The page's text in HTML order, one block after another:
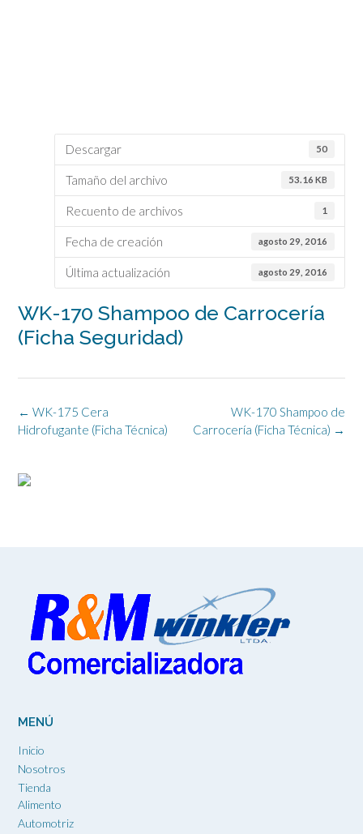
Descargar 50
Tamaño del archivo 53.16 KB
Recuento de archivos 1
Fecha de creación agosto 29, 2016
Última actualización agosto 29, 2016
WK-170 Shampoo de Carrocería
(Ficha Seguridad)
Navegación
de
WK-170 Shampoo de
Carrocería (Ficha Técnica) →
← WK-175 Cera
Hidrofugante (Ficha Técnica)
MENÚ
Inicio
Nosotros
Tienda
Alimento
Automotriz